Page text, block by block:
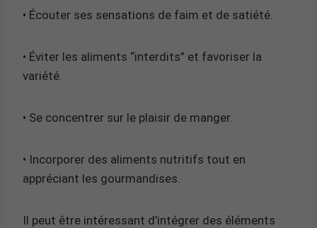
• Écouter ses sensations de faim et de satiété.
• Éviter les aliments “interdits” et favoriser la
variété.
• Se concentrer sur le plaisir de manger.
• Incorporer des aliments nutritifs tout en
appréciant les gourmandises.
Il peut être intéressant d’intégrer des éléments